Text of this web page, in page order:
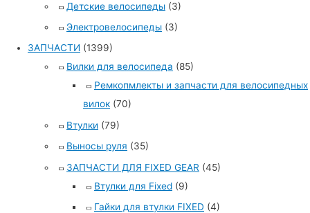
Детские велосипеды (3)
Электровелосипеды (3)
ЗАПЧАСТИ (1399)
Вилки для велосипеда (85)
Ремкопмлекты и запчасти для велосипедных
вилок (70)
Втулки (79)
Выносы руля (35)
ЗАПЧАСТИ ДЛЯ FIXED GEAR (45)
Втулки для Fixed (9)
Гайки для втулки FIXED (4)